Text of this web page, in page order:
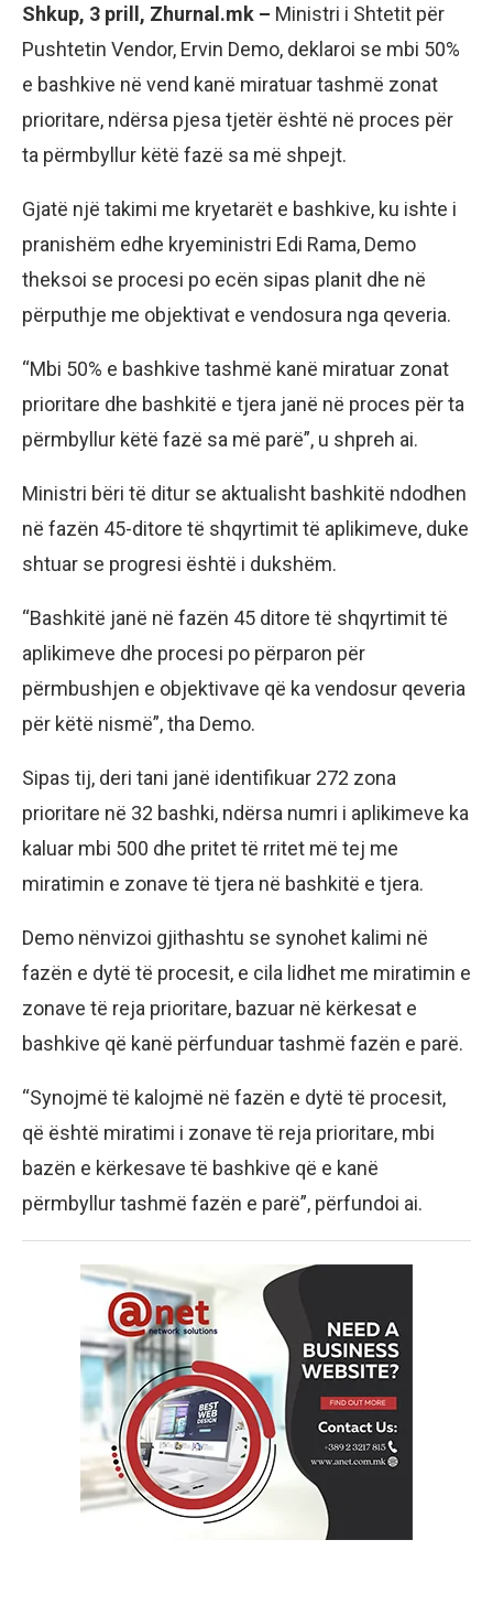
Shkup, 3 prill, Zhurnal.mk – Ministri i Shtetit për
Pushtetin Vendor, Ervin Demo, deklaroi se mbi 50%
e bashkive në vend kanë miratuar tashmë zonat
prioritare, ndërsa pjesa tjetër është në proces për
ta përmbyllur këtë fazë sa më shpejt.
Gjatë një takimi me kryetarët e bashkive, ku ishte i
pranishëm edhe kryeministri Edi Rama, Demo
theksoi se procesi po ecën sipas planit dhe në
përputhje me objektivat e vendosura nga qeveria.
“Mbi 50% e bashkive tashmë kanë miratuar zonat
prioritare dhe bashkitë e tjera janë në proces për ta
përmbyllur këtë fazë sa më parë”, u shpreh ai.
Ministri bëri të ditur se aktualisht bashkitë ndodhen
në fazën 45-ditore të shqyrtimit të aplikimeve, duke
shtuar se progresi është i dukshëm.
“Bashkitë janë në fazën 45 ditore të shqyrtimit të
aplikimeve dhe procesi po përparon për
përmbushjen e objektivave që ka vendosur qeveria
për këtë nismë”, tha Demo.
Sipas tij, deri tani janë identifikuar 272 zona
prioritare në 32 bashki, ndërsa numri i aplikimeve ka
kaluar mbi 500 dhe pritet të rritet më tej me
miratimin e zonave të tjera në bashkitë e tjera.
Demo nënvizoi gjithashtu se synohet kalimi në
fazën e dytë të procesit, e cila lidhet me miratimin e
zonave të reja prioritare, bazuar në kërkesat e
bashkive që kanë përfunduar tashmë fazën e parë.
“Synojmë të kalojmë në fazën e dytë të procesit,
që është miratimi i zonave të reja prioritare, mbi
bazën e kërkesave të bashkive që e kanë
përmbyllur tashmë fazën e parë”, përfundoi ai.